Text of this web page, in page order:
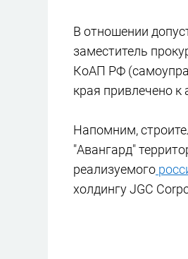
В отношении
заместитель
КоАП РФ
края привлечено к
Напомним,
"Авангард"
реализуемого
холдингу JGC